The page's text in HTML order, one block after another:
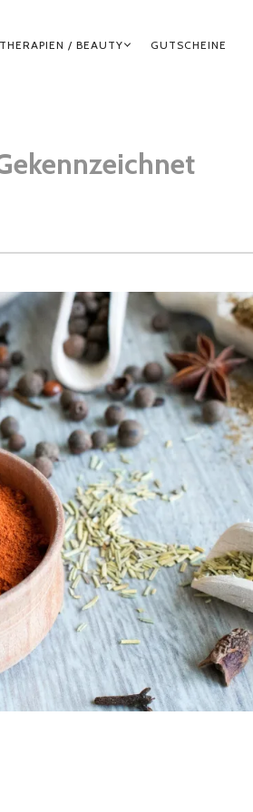
/ BEAUTY GUTSCHEINE